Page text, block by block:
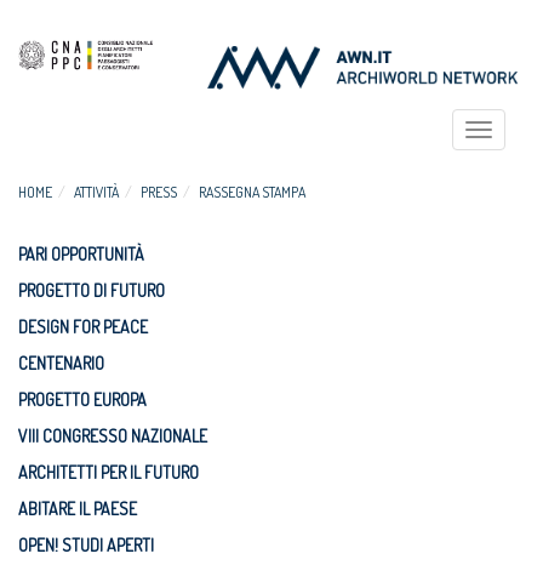
Toggle
HOME ATTIVITÀ PRESS RASSEGNA STAMPA
PARI OPPORTUNITÀ
PROGETTO DI FUTURO
DESIGN FOR PEACE
CENTENARIO
PROGETTO EUROPA
VIII CONGRESSO NAZIONALE
ARCHITETTI PER IL FUTURO
ABITARE IL PAESE
OPEN! STUDI APERTI